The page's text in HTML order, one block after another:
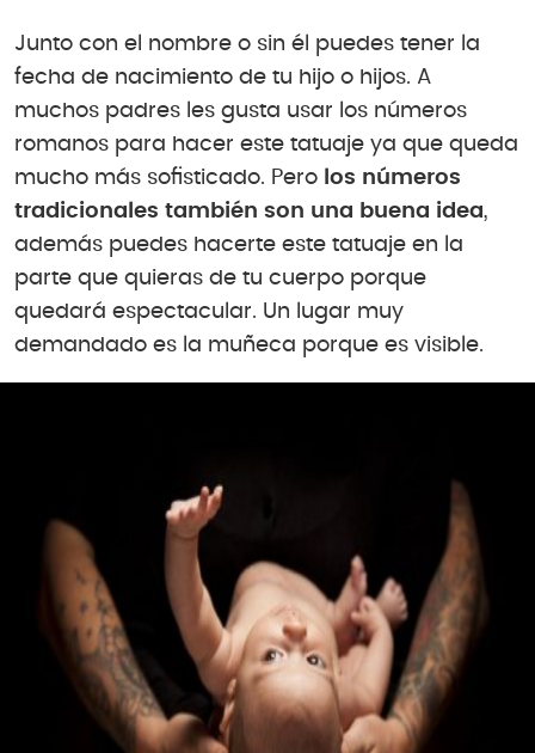
Junto con el nombre o sin él puedes tener la
fecha de nacimiento de tu hijo o hijos. A
muchos padres les gusta usar los números
romanos para hacer este tatuaje ya que queda
mucho más sofisticado. Pero los números
tradicionales también son una buena idea,
además puedes hacerte este tatuaje en la
parte que quieras de tu cuerpo porque
quedará espectacular. Un lugar muy
demandado es la muñeca porque es visible.